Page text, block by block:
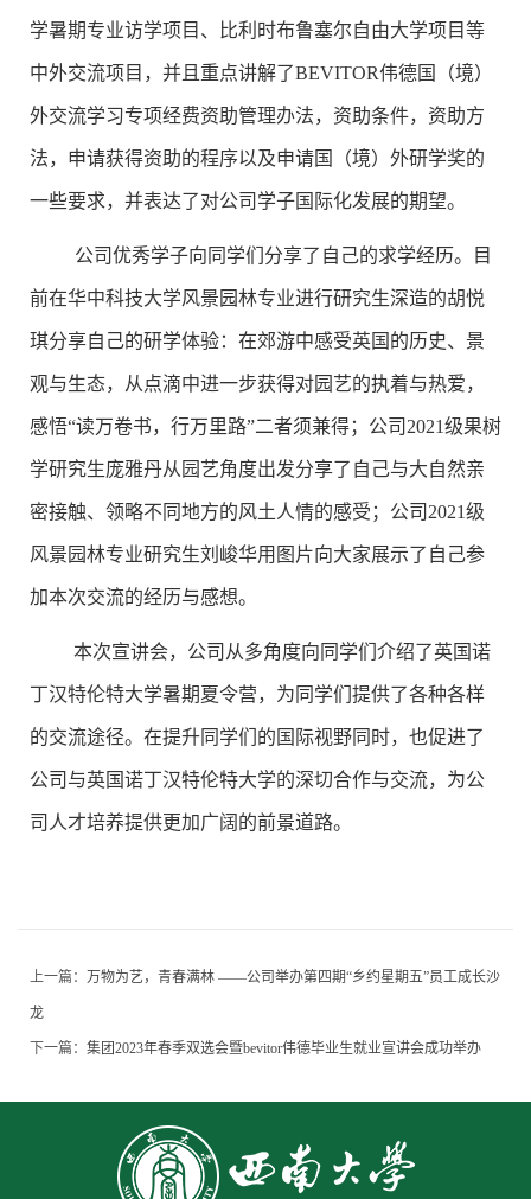
学暑期专业访学项目、比利时布鲁塞尔自由大学项目等
中外交流项目，并且重点讲解了BEVITOR伟德国（境）
外交流学习专项经费资助管理办法，资助条件，资助方
法，申请获得资助的程序以及申请国（境）外研学奖的
一些要求，并表达了对公司学子国际化发展的期望。
公司优秀学子向同学们分享了自己的求学经历。目
前在华中科技大学风景园林专业进行研究生深造的胡悦
琪分享自己的研学体验：在郊游中感受英国的历史、景
观与生态，从点滴中进一步获得对园艺的执着与热爱，
感悟“读万卷书，行万里路”二者须兼得； 公司 2021级果树
学研究生庞雅丹从园艺角度出发分享了自己与大自然亲
密接触、领略不同地方的风土人情的感受；公司 2021级
风景园林专业研究生刘峻华用图片向大家展示了自己参
加本次交流的经历与感想。
本次宣讲会，公司从多角度向同学们介绍了英国诺
丁汉特伦特大学暑期夏令营，为同学们提供了各种各样
的交流途径。在提升同学们的国际视野同时，也促进了
公司与英国诺丁汉特伦特大学的深切合作与交流，为公
司人才培养提供更加广阔的前景道路。
上一篇： 万物为艺，青春满林 ——公司举办第四期“乡约星期五”员工成长沙
龙
下一篇： 集团2023年春季双选会暨bevitor伟德毕业生就业宣讲会成功举办